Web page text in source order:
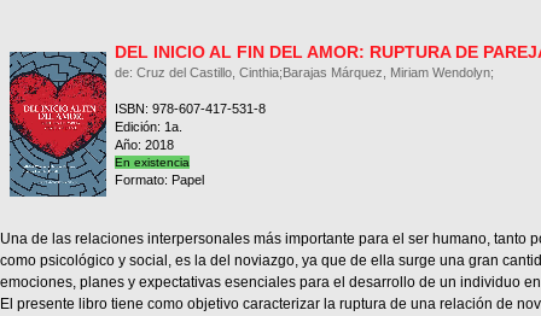
DEL INICIO AL FIN DEL AMOR: RUPTURA DE
de: Cruz del Castillo, Cinthia;Barajas Márquez, Miriam Wendolyn;
ISBN: 978-607-417-531-8
Edición: 1a.
Año: 2018
En existencia
Formato: Papel
Una de las relaciones interpersonales más importante para el ser humano, tanto
como psicológico y social, es la del noviazgo, ya que de ella surge una gran
emociones, planes y expectativas esenciales para el desarrollo de un individuo
El presente libro tiene como objetivo caracterizar la ruptura de una relación de